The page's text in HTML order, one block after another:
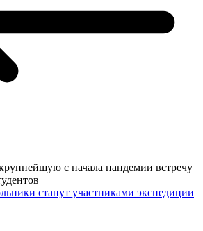
с начала пандемии встречу
станут участниками экспедиции